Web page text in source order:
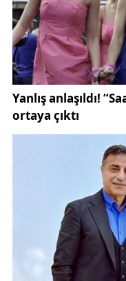
detaylar ise Türkiye
web sitesinden
Sivasspor’un bu
haberlerini, maç
röportajlarını
edebilirsiniz.